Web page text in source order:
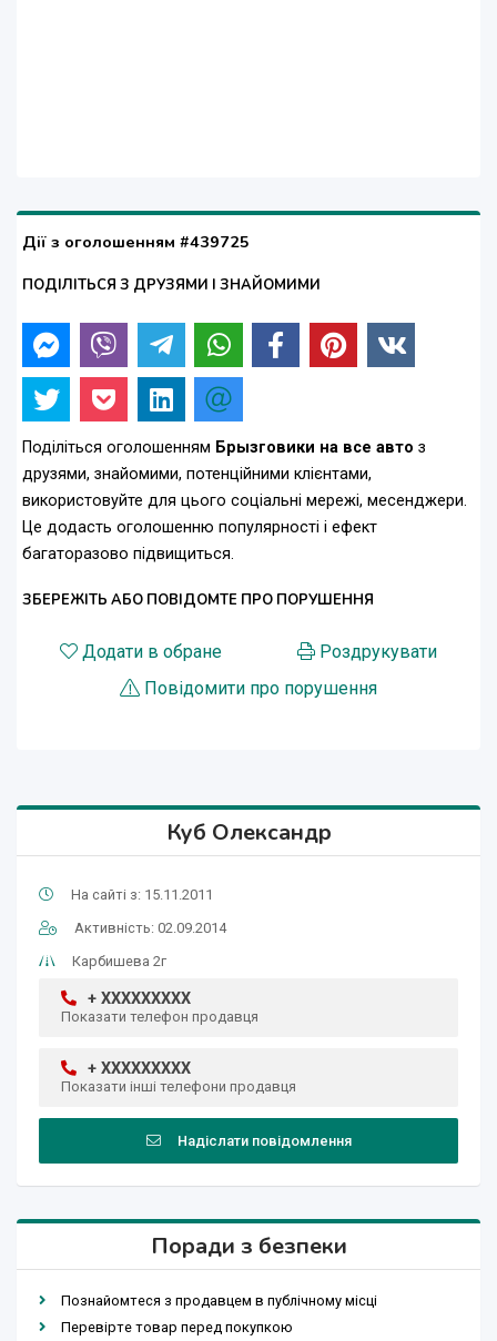
Дії з оголошенням #439725
ПОДІЛІТЬСЯ З ДРУЗЯМИ І ЗНАЙОМИМИ
Поділіться оголошенням Брызговики на все авто з
друзями, знайомими, потенційними клієнтами,
використовуйте для цього соціальні мережі, месенджери.
Це додасть оголошенню популярності і ефект
багаторазово підвищиться.
ЗБЕРЕЖІТЬ АБО ПОВІДОМТЕ ПРО ПОРУШЕННЯ
Додати в обране
Роздрукувати
Повідомити про порушення
Куб Олександр
На сайті з: 15.11.2011
Активність: 02.09.2014
Карбишева 2г
+ XXXXXXXXX
Показати телефон продавця
+ XXXXXXXXX
Показати інші телефони продавця
Надіслати повідомлення
Поради з безпеки
Познайомтеся з продавцем в публічному місці
Перевірте товар перед покупкою